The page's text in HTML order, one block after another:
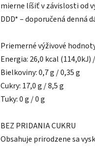
mierne líšiť v závislosti od
DDD* – doporučená denná
Priemerné výživové
Energia: 26,0 kcal (114,0kJ)
Bielkoviny: 0,7 g / 0,35 g
Cukry: 17,0 g / 8,5 g
Tuky: 0 g / 0 g
BEZ PRIDANIA CUKRU
Obsahuje prirodzene sa